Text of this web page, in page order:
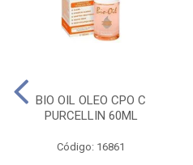
BIO OIL OLEO CPO C
PURCELLIN 60ML
Código: 16861